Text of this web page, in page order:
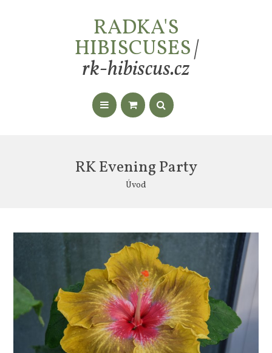
RADKA'S
HIBISCUSES|
rk-hibiscus.cz
RK Evening Party
Úvod